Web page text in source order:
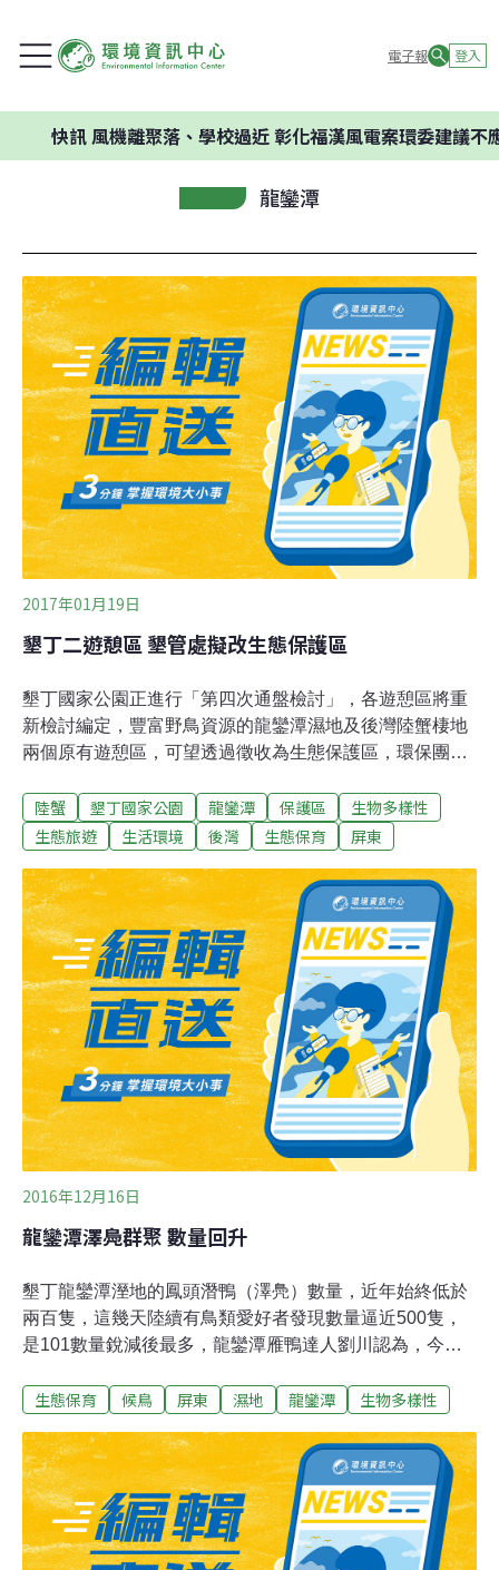
電子報 登入
風機離聚落、學校過近 彰化福漢風電案環委建議不應開發
龍鑾潭
2017年01月19日
墾丁二遊憩區 墾管處擬改生態保護區
墾丁國家公園正進行「第四次通盤檢討」，各遊憩區將重
新檢討編定，豐富野鳥資源的龍鑾潭濕地及後灣陸蟹棲地
兩個原有遊憩區，可望透過徵收為生態保護區，環保團體
畫在車城後灣自有的遊憩區土地，投入15億元興建國際級
濱海創意旅館，經內政部國家計畫委員會審議通過，已進
環團人士不斷抗議，墾管處去年提出「異地補償」計畫，
規畫和海生館一塊停車場基地做交換，內政部則以不符原
徵收名目打回票，解套計畫宣告破局。根據本次墾管處遊
憩課的計畫，包括白砂、佳樂水、龍磐聯勤中心及龍鑾
潭、後灣等早年編定的遊憩區，因時空改變，早與當年劃
定的狀況不同，其中有大量鐘乳石洞的聯勤中心、國家重
要濕地的龍鑾潭及車城後灣陸蟹棲地，都考慮從遊憩區改
設為生態保護區。提案將2.5公頃的後灣遊憩區改為生態保
護區，主要是台灣生態學會前年調查發現後灣是目前
陸蟹 墾丁國家公園 龍鑾潭 保護區
生物多樣性
生態旅遊
生活環境 後灣 生態保育 屏東
2016年12月16日
龍鑾潭澤鳧群聚 數量回升
墾丁龍鑾潭溼地的鳳頭潛鴨（澤鳧）數量，近年始終低於
兩百隻，這幾天陸續有鳥類愛好者發現數量逼近500隻，
是101數量銳減後最多，龍鑾潭雁鴨達人劉川認為，今年
是南部重要的雁鴨度冬勝地，每年12月到隔年2月左右，
最豐富的溼地，其中數量最多的澤鳧，過去在龍鑾潭度冬
個體總有上千隻以上，101年後卻始終在兩百隻左右，今
年終於出現難得回升狀況。鳥類達人蔡乙榮昨添興奮宣
布，11日在龍鑾潭自然中心初步調查到500餘隻鳳頭潛
鴨，綽號雁鴨達人劉川則拍下久違的「澤鳧群聚」，12日
生態保育 候鳥 屏東 濕地 龍鑾潭 生物多樣性